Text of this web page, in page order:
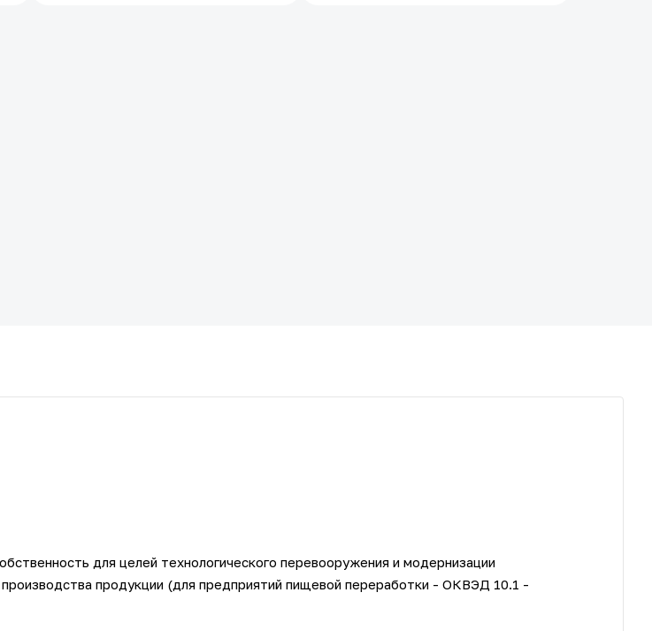
для целей технологического перевооружения и модернизации
продукции (для предприятий пищевой переработки - ОКВЭД 10.1 -